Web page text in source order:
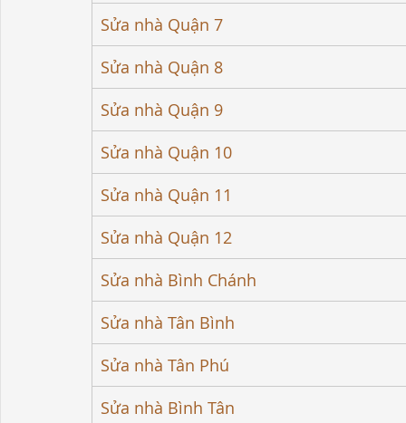
Sửa nhà Quận 7
Sửa nhà Quận 8
Sửa nhà Quận 9
Sửa nhà Quận 10
Sửa nhà Quận 11
Sửa nhà Quận 12
Sửa nhà Bình Chánh
Sửa nhà Tân Bình
Sửa nhà Tân Phú
Sửa nhà Bình Tân